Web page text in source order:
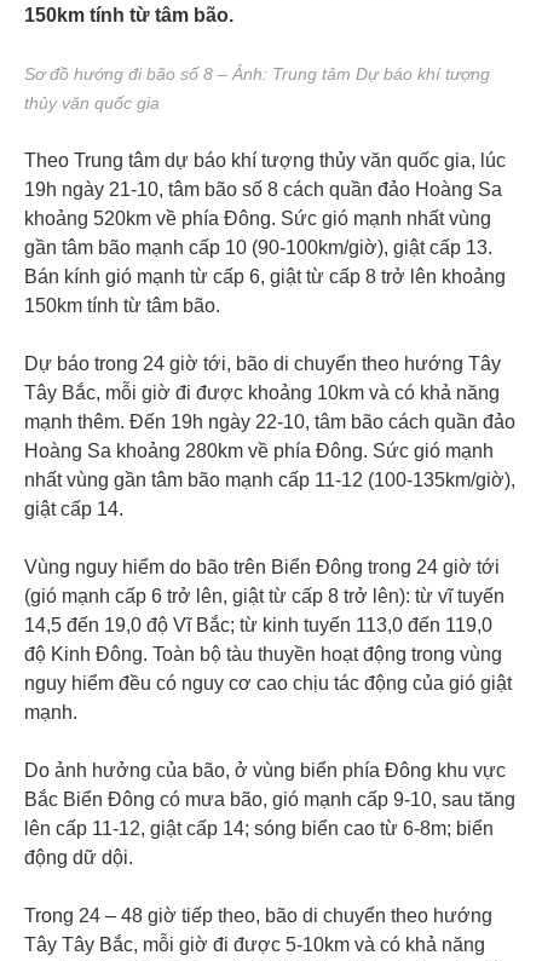
150km tính từ tâm bão.
Sơ đồ hướng đi bão số 8 – Ảnh: Trung tâm Dự báo khí tượng
thủy văn quốc gia
Theo Trung tâm dự báo khí tượng thủy văn quốc gia, lúc
19h ngày 21-10, tâm bão số 8 cách quần đảo Hoàng Sa
khoảng 520km về phía Đông. Sức gió mạnh nhất vùng
gần tâm bão mạnh cấp 10 (90-100km/giờ), giật cấp 13.
Bán kính gió mạnh từ cấp 6, giật từ cấp 8 trở lên khoảng
150km tính từ tâm bão.
Dự báo trong 24 giờ tới, bão di chuyển theo hướng Tây
Tây Bắc, mỗi giờ đi được khoảng 10km và có khả năng
mạnh thêm. Đến 19h ngày 22-10, tâm bão cách quần đảo
Hoàng Sa khoảng 280km về phía Đông. Sức gió mạnh
nhất vùng gần tâm bão mạnh cấp 11-12 (100-135km/giờ),
giật cấp 14.
Vùng nguy hiểm do bão trên Biển Đông trong 24 giờ tới
(gió mạnh cấp 6 trở lên, giật từ cấp 8 trở lên): từ vĩ tuyến
14,5 đến 19,0 độ Vĩ Bắc; từ kinh tuyến 113,0 đến 119,0
độ Kinh Đông. Toàn bộ tàu thuyền hoạt động trong vùng
nguy hiểm đều có nguy cơ cao chịu tác động của gió giật
mạnh.
Do ảnh hưởng của bão, ở vùng biển phía Đông khu vực
Bắc Biển Đông có mưa bão, gió mạnh cấp 9-10, sau tăng
lên cấp 11-12, giật cấp 14; sóng biển cao từ 6-8m; biển
động dữ dội.
Trong 24 – 48 giờ tiếp theo, bão di chuyển theo hướng
Tây Tây Bắc, mỗi giờ đi được 5-10km và có khả năng